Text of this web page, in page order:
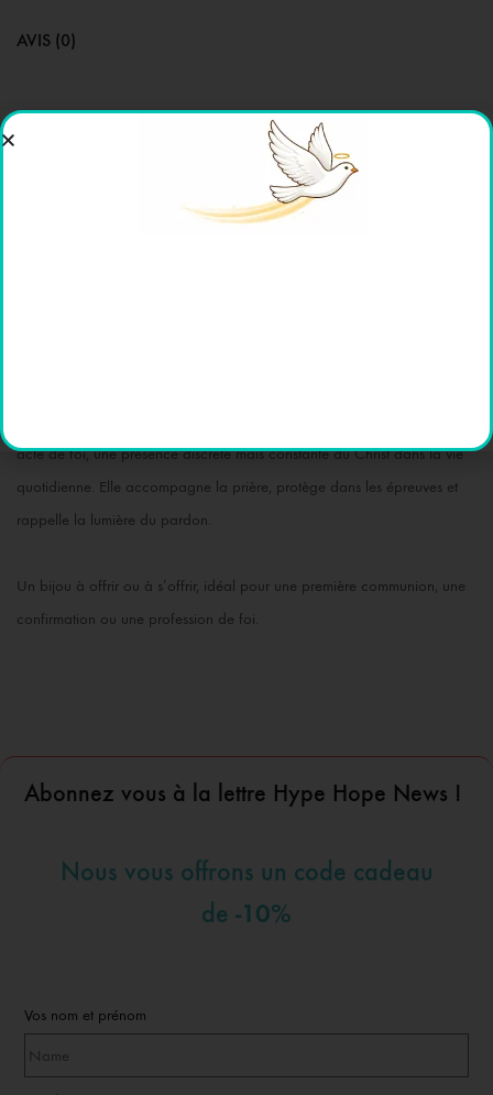
AVIS (0)
représente avec force et douceur
, symbole universel d’amour, de
acte de foi, une présence discrète mais constante du Christ dans la vie
quotidienne. Elle accompagne la prière, protège dans les épreuves et
rappelle la lumière du pardon.
Un bijou à offrir ou à s’offrir, idéal pour une première communion, une
confirmation ou une profession de foi.
Abonnez vous à la lettre Hype Hope News !
Nous vous offrons un code cadeau
de -10%
Vos nom et prénom